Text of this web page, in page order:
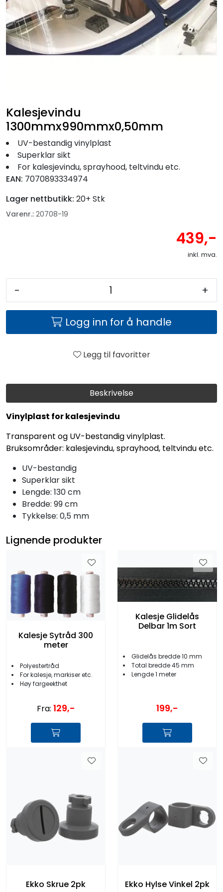
Beskrivelse
Vinylplast for kalesjevindu
Transparent og UV-bestandig vinylplast.
Bruksområder: kalesjevindu, sprayhood, teltvindu etc.
UV-bestandig
Superklar sikt
Lengde: 130 cm
Bredde: 99 cm
Tykkelse: 0,5 mm
Kalesjevindu
1300mmx990mmx0,50mm
UV-bestandig vinylplast
Superklar sikt
For kalesjevindu, sprayhood, teltvindu etc.
EAN: 7070893334974
Lager nettbutikk: 20+ Stk
Varenr.: 20708-19
439,-
inkl. mva.
- +
Logg inn for å handle
Legg til favoritter
Lignende produkter
Kalesje Sytråd 300
meter
Polyestertråd
For kalesje, markiser etc.
Høy fargeekthet
Fra: 129,-
Kalesje Glidelås
Delbar 1m Sort
Glidelås bredde 10 mm
Total bredde 45 mm
Lengde 1 meter
199,-
Ekko Skrue 2pk Ekko Hylse Vinkel 2pk
Fritid/Sikkerhet
Nyheter